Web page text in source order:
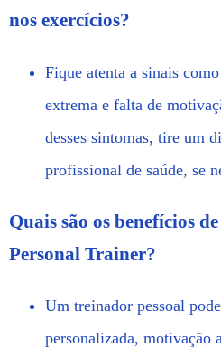
nos exercícios?
Fique atenta a sinais
extrema e falta de
desses sintomas, tire um
profissional de saúde, se
Quais são os benefícios
Personal Trainer?
Um treinador pessoal
personalizada, motivação